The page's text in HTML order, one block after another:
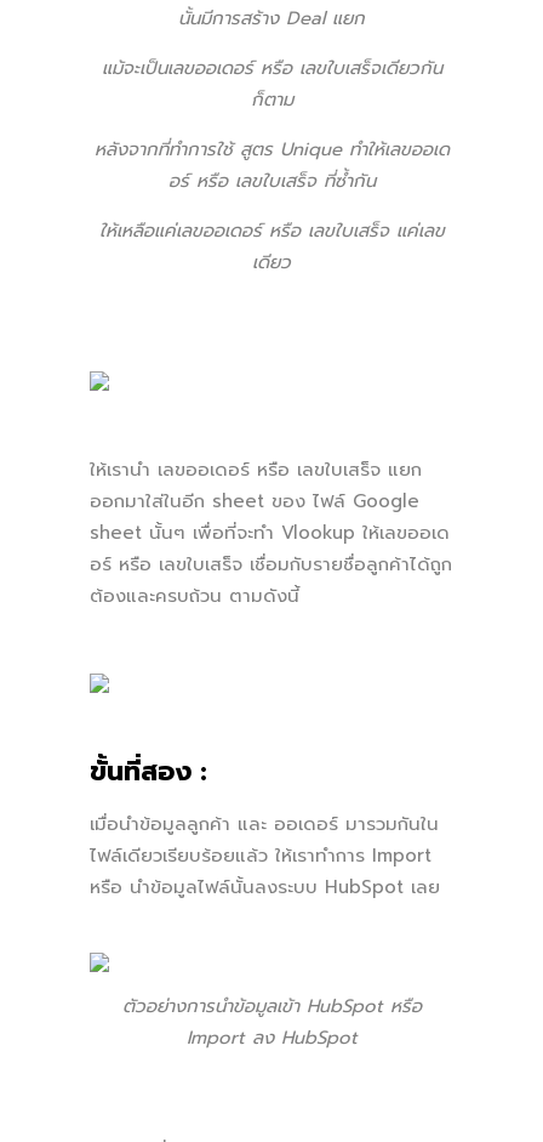
นั้นมีการสร้าง Deal แยก
แม้จะเป็นเลขออเดอร์ หรือ เลขใบเสร็จเดียวกัน
ก็ตาม
หลังจากที่ทำการใช้ สูตร Unique ทำให้เลขออเด
อร์ หรือ เลขใบเสร็จ ที่ซ้ำกัน
ให้เหลือแค่เลขออเดอร์ หรือ เลขใบเสร็จ แค่เลข
เดียว
ให้เรานำ เลขออเดอร์ หรือ เลขใบเสร็จ แยก
ออกมาใส่ในอีก sheet ของ ไฟล์ Google
sheet นั้นๆ เพื่อที่จะทำ Vlookup ให้เลขออเด
อร์ หรือ เลขใบเสร็จ เชื่อมกับรายชื่อลูกค้าได้ถูก
ต้องและครบถ้วน ตามดังนี้
ขั้นที่สอง :
เมื่อนำข้อมูลลูกค้า และ ออเดอร์ มารวมกันใน
ไฟล์เดียวเรียบร้อยแล้ว ให้เราทำการ Import
หรือ นำข้อมูลไฟล์นั้นลงระบบ HubSpot เลย
ตัวอย่างการนำข้อมูลเข้า HubSpot หรือ
Import ลง HubSpot